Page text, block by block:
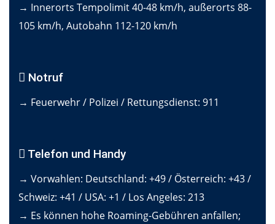
→ Innerorts Tempolimit 40-48 km/h, außerorts 88-
105 km/h, Autobahn 112-120 km/h
Notruf
→ Feuerwehr / Polizei / Rettungsdienst: 911
Telefon und Handy
→ Vorwahlen: Deutschland: +49 / Österreich: +43 /
Schweiz: +41 / USA: +1 / Los Angeles: 213
→ Es können hohe Roaming-Gebühren anfallen;